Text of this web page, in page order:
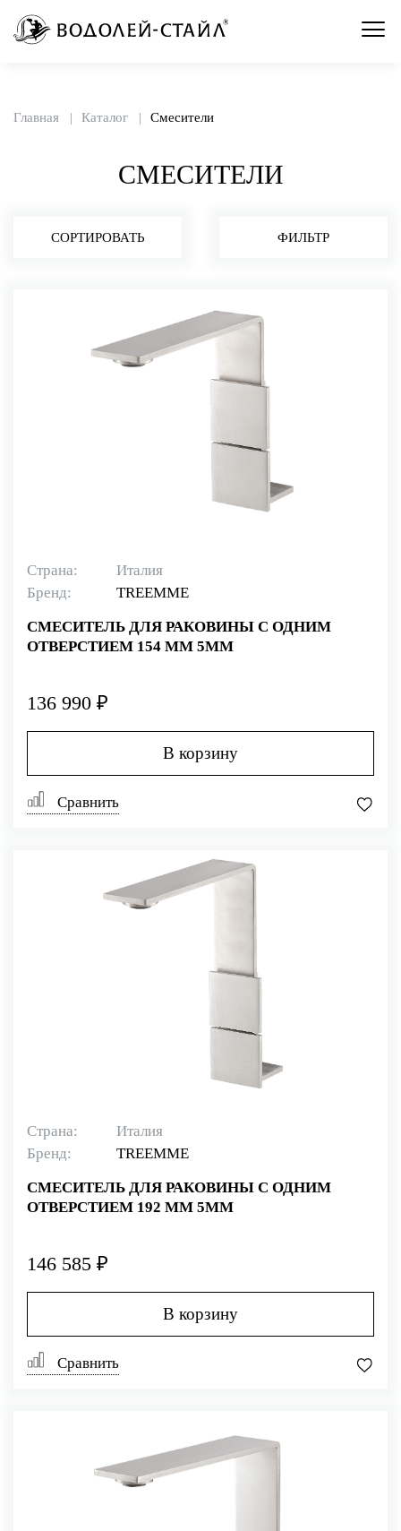
Главная Каталог Смесители
СМЕСИТЕЛИ
СОРТИРОВАТЬ ФИЛЬТР
Страна:
Италия
Бренд:
TREEMME
СМЕСИТЕЛЬ ДЛЯ РАКОВИНЫ С ОДНИМ
ОТВЕРСТИЕМ 154 ММ 5MM
136 990 ₽
В корзину
Сравнить
Страна:
Италия
Бренд:
TREEMME
СМЕСИТЕЛЬ ДЛЯ РАКОВИНЫ С ОДНИМ
ОТВЕРСТИЕМ 192 ММ 5MM
146 585 ₽
В корзину
Сравнить